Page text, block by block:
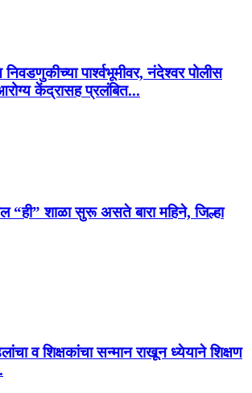
पार्श्वभूमीवर, नंदेश्वर पोलीस
केंद्रासह प्रलंबित...
“ही” शाळा सुरू असते बारा महिने, जिल्हा
व शिक्षकांचा सन्मान राखून ध्येयाने शिक्षण